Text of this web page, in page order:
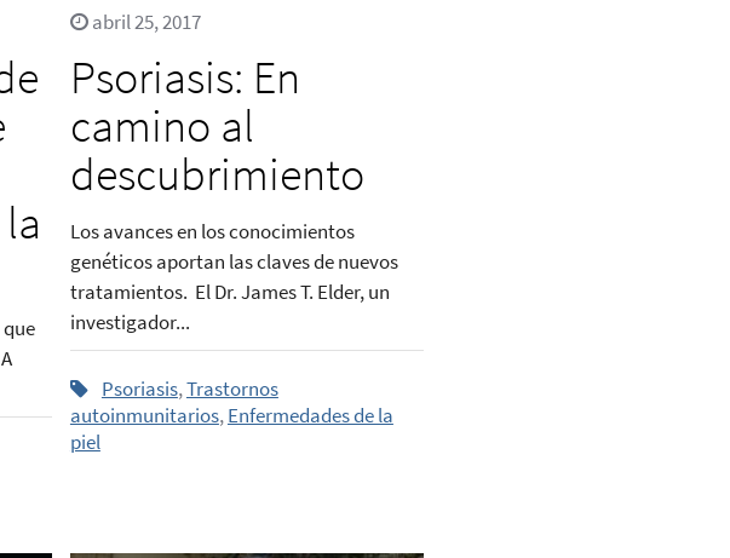
abril 25, 2017
Psoriasis: En
camino al
descubrimiento
Los avances en los conocimientos
genéticos aportan las claves de nuevos
tratamientos. El Dr. James T. Elder, un
investigador...
Psoriasis,Trastornos
autoinmunitarios,Enfermedades de la
piel